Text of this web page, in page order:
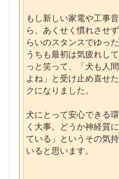
もし新しい家電や工事
ら、あくせく慣れさせ
らいのスタンスでゆっ
うちも最初は気疲れし
っと笑って、「犬も人
よね」と受け止め直せ
クになりました。
犬にとって安心できる
く大事。どうか神経質
ている」というその気
いると思います。